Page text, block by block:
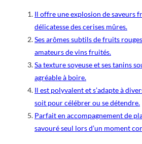
Il offre une explosion de saveurs
délicatesse des cerises mûres.
Ses arômes subtils de fruits
amateurs de vins fruités.
Sa texture soyeuse et ses tanins
agréable à boire.
Il est polyvalent et s’adapte à
soit pour célébrer ou se détendre.
Parfait en accompagnement de
savouré seul lors d’un moment